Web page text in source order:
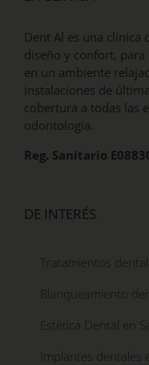
Dent Al es una clínica
diseño y confort, para
en un ambiente
instalaciones de
cobertura a todas las
odontología.
Reg. Sanitario
DE INTERÉS
Tratamientos
Blanqueamiento
Estética Dental en
Implantes dentales